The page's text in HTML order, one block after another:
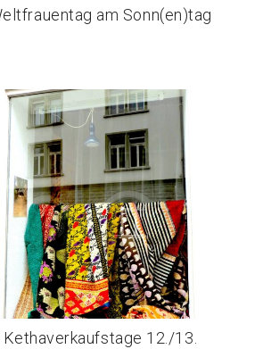
am Sonn(en)tag
Kethaverkaufstage 12./13.